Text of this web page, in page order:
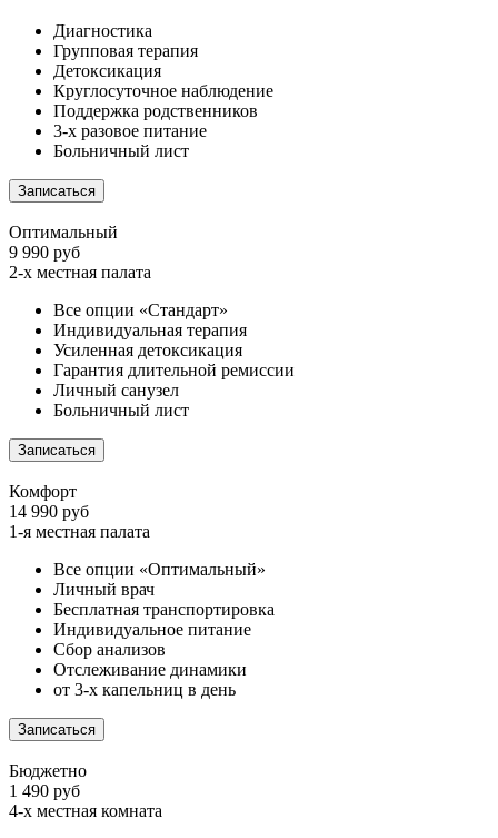
Диагностика
Групповая терапия
Детоксикация
Круглосуточное наблюдение
Поддержка родственников
3-х разовое питание
Больничный лист
Записаться
Оптимальный
9 990 руб
2-х местная палата
Все опции «Стандарт»
Индивидуальная терапия
Усиленная детоксикация
Гарантия длительной ремиссии
Личный санузел
Больничный лист
Записаться
Комфорт
14 990 руб
1-я местная палата
Все опции «Оптимальный»
Личный врач
Бесплатная транспортировка
Индивидуальное питание
Сбор анализов
Отслеживание динамики
от 3-х капельниц в день
Записаться
Бюджетно
1 490 руб
4-х местная комната